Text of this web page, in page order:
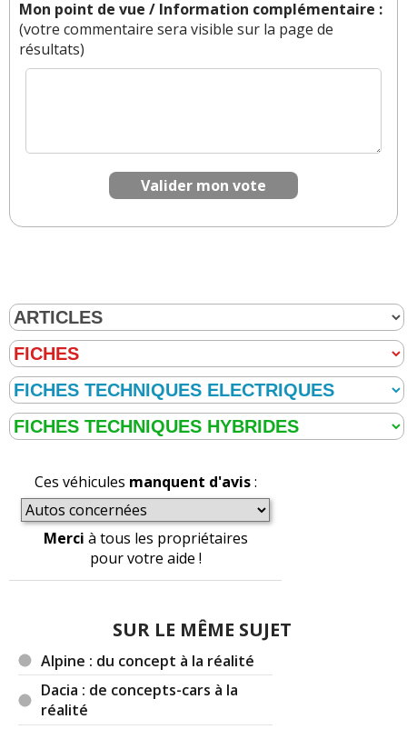
Mon point de vue / Information complémentaire :
(votre commentaire sera visible sur la page de
résultats)
Valider mon vote
Ces véhicules manquent d'avis:
Merci à tous les propriétaires
pour votre aide !
SUR LE MÊME SUJET
Alpine : du concept à la réalité
Dacia : de concepts-cars à la
réalité